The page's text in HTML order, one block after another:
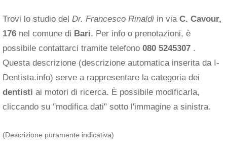
Trovi lo studio del Dr. Francesco Rinaldi in via C. Cavour,
176 nel comune di Bari. Per info o prenotazioni, è
possibile contattarci tramite telefono 080 5245307 .
Questa descrizione (descrizione automatica inserita da I-
Dentista.info) serve a rappresentare la categoria dei
dentisti ai motori di ricerca. È possibile modificarla,
cliccando su "modifica dati" sotto l'immagine a sinistra.
(Descrizione puramente indicativa)